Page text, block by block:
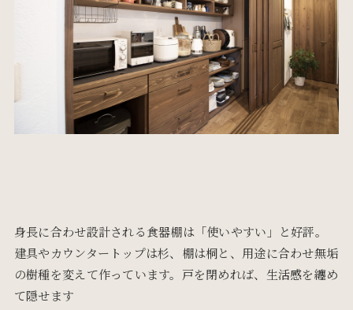
身長に合わせ設計される食器棚は「使いやすい」と好評。
建具やカウンタートップは杉、棚は桐と、用途に合わせ無垢
の樹種を変えて作っています。戸を閉めれば、生活感を纏め
て隠せます